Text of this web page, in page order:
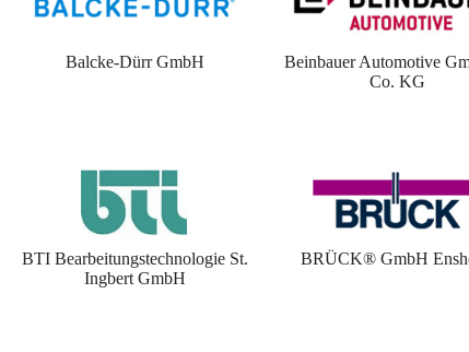
Balcke-Dürr GmbH
Beinbauer Automotive
Co. KG
BTI Bearbeitungstechnologie St.
Ingbert GmbH
BRÜCK® GmbH